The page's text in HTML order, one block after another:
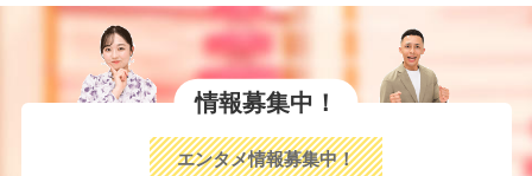
情報募集中！
エンタメ情報募集中！